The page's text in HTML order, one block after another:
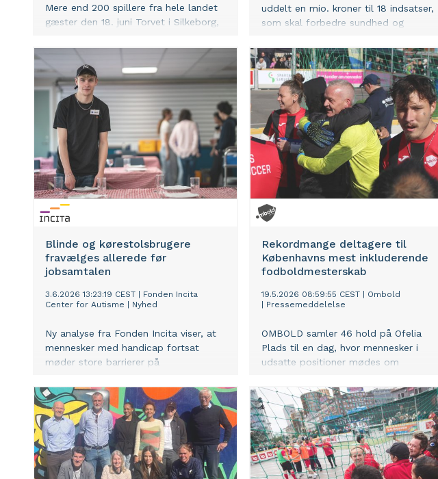
Mere end 200 spillere fra hele landet
gæster den 18. juni Torvet i Silkeborg,
OMBOLD-gadefodbold samler
mennesker i udsatte positioner om
fodbold, fællesskab og nye relationer.
uddelt en mio. kroner til 18 indsatser,
som skal forbedre sundhed og
nordjyske.
Blinde og kørestolsbrugere
fravælges allerede før
jobsamtalen
3.6.2026 13:23:19 CEST
Fonden Incita
Center for Autisme
Nyhed
Ny analyse fra Fonden Incita viser, at
mennesker med handicap fortsat
møder store barrierer på
mangel på arbejdskraft. Mere end hver
anden arbejdsgiver vil på forhånd
afvise kandidater, der er blinde eller
kørestolsbrugere, allerede inden
jobsamtalen.
Rekordmange deltagere til
Københavns mest inkluderende
fodboldmesterskab
19.5.2026 08:59:55 CEST
Ombold
Pressemeddelelse
OMBOLD samler 46 hold på Ofelia
Plads til en dag, hvor mennesker i
udsatte positioner mødes om
relationer.